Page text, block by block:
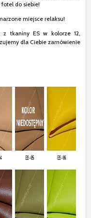
do siebie!
miejsce relaksu!
z tkaniny ES w kolorze 12,
dla Ciebie zamówienie